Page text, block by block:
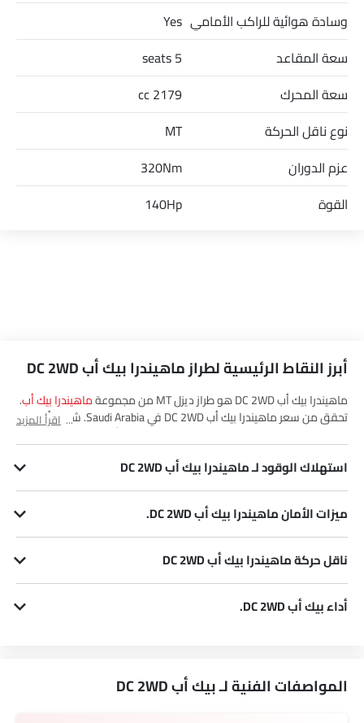
وسادة هوائية للراكب الأمامي Yes
سعة المقاعد
5 seats
سعة المحرك
2179 cc
نوع ناقل الحركة
MT
عزم الدوران
320Nm
القوة
140Hp
أبرز النقاط الرئيسية لطراز ماهيندرا بيك أب DC 2WD
ماهيندرا بيك أب DC 2WD هو طراز ديزل MT من مجموعة ماهيندرا بيك أب.
تحقق من سعر ماهيندرا بيك أب DC 2WD في Saudi Arabia. شاهد أحدث
SayaraBay.
اقرأ المزيد
استهلاك الوقود لـ ماهيندرا بيك أب DC 2WD
ميزات الأمان ماهيندرا بيك أب DC 2WD.
ناقل حركة ماهيندرا بيك أب DC 2WD
أداء بيك أب DC 2WD.
المواصفات الفنية لـ بيك أب DC 2WD